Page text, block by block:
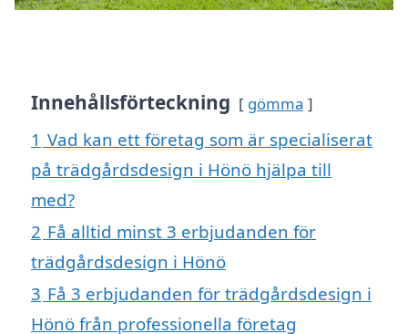
Innehållsförteckning gömma
1 Vad kan ett företag som är specialiserat
på trädgårdsdesign i Hönö hjälpa till
med?
2 Få alltid minst 3 erbjudanden för
trädgårdsdesign i Hönö
3 Få 3 erbjudanden för trädgårdsdesign i
Hönö från professionella företag